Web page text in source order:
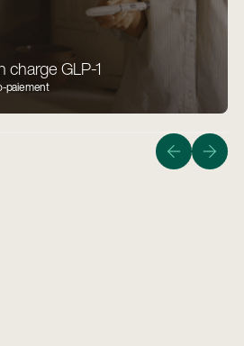
charge GLP-1
paiement
le chemin le plus rapide, le